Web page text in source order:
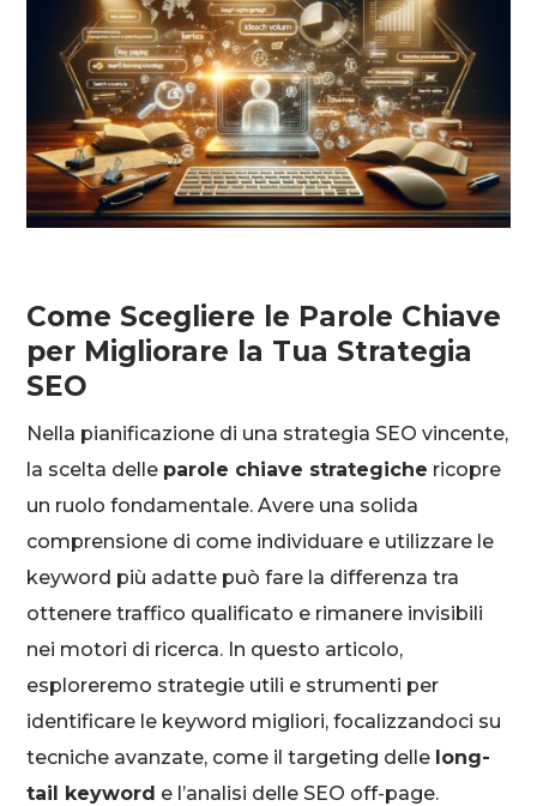
Come Scegliere le Parole Chiave
per Migliorare la Tua Strategia
SEO
Nella pianificazione di una strategia SEO vincente,
la scelta delle parole chiave strategiche ricopre
un ruolo fondamentale. Avere una solida
comprensione di come individuare e utilizzare le
keyword più adatte può fare la differenza tra
ottenere traffico qualificato e rimanere invisibili
nei motori di ricerca. In questo articolo,
esploreremo strategie utili e strumenti per
identificare le keyword migliori, focalizzandoci su
tecniche avanzate, come il targeting delle long-
tail keyword e l’analisi delle SEO off-page.